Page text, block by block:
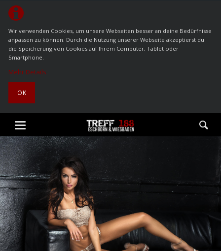
Wir verwenden Cookies, um unsere Webseiten besser an deine Bedürfnisse
anpassen zu können. Durch die Nutzung unserer Webseite akzeptierst du
die Speicherung von Cookies auf Ihrem Computer, Tablet oder
Smartphone.
Mehr Details
OK